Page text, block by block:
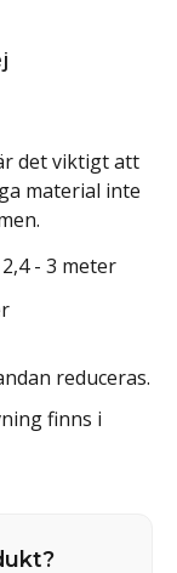
det viktigt att
material inte
- 3 meter
reduceras.
finns i